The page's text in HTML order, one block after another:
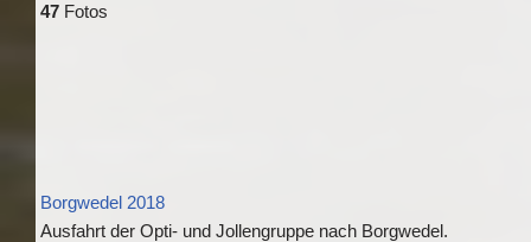
47 Fotos
Borgwedel 2018
Ausfahrt der Opti- und Jollengruppe nach Borgwedel.